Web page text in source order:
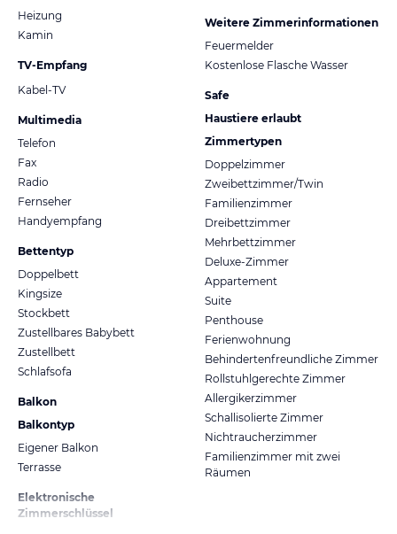
Heizung
Kamin
TV-Empfang
Kabel-TV
Multimedia
Telefon
Fax
Radio
Fernseher
Handyempfang
Bettentyp
Doppelbett
Kingsize
Stockbett
Zustellbares Babybett
Zustellbett
Schlafsofa
Balkon
Balkontyp
Eigener Balkon
Terrasse
Elektronische
Zimmerschlüssel
Weitere Zimmerinformationen
Feuermelder
Kostenlose Flasche Wasser
Safe
Haustiere erlaubt
Zimmertypen
Doppelzimmer
Zweibettzimmer/Twin
Familienzimmer
Dreibettzimmer
Mehrbettzimmer
Deluxe-Zimmer
Appartement
Suite
Penthouse
Ferienwohnung
Behindertenfreundliche Zimmer
Rollstuhlgerechte Zimmer
Allergikerzimmer
Schallisolierte Zimmer
Nichtraucherzimmer
Familienzimmer mit zwei
Räumen